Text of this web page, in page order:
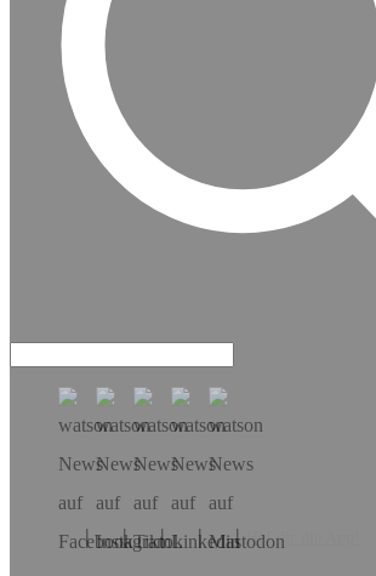
Hol dir die App!